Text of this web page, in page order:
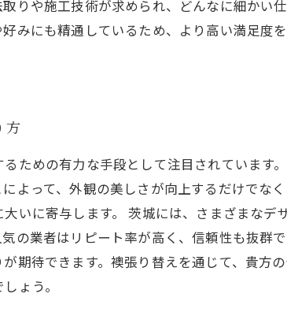
りや施工技術が求められ、どんなに細かい
みにも精通しているため、より高い満足度
方
ための有力な手段として注目されています
よって、外観の美しさが向上するだけでな
いに寄与します。 茨城には、さまざまな
の業者はリピート率が高く、信頼性も抜群
期待できます。襖張り替えを通じて、貴方
ょう。